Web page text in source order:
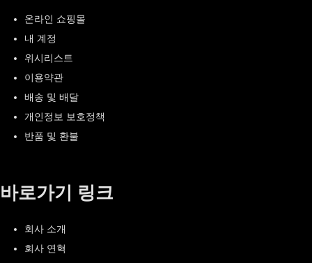
온라인 쇼핑몰
내 계정
위시리스트
이용약관
배송 및 배달
개인정보 보호정책
반품 및 환불
바로가기 링크
회사 소개
회사 연혁